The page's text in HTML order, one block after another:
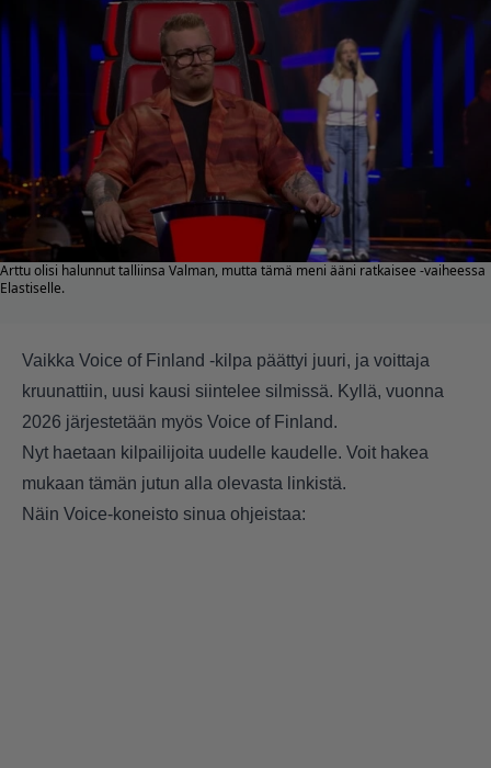
Arttu olisi halunnut talliinsa Valman, mutta tämä meni ääni ratkaisee -vaiheessa
Elastiselle.
Vaikka Voice of Finland -kilpa päättyi juuri, ja voittaja
kruunattiin, uusi kausi siintelee silmissä. Kyllä, vuonna
2026 järjestetään myös Voice of Finland.
Nyt haetaan kilpailijoita uudelle kaudelle. Voit hakea
mukaan tämän jutun alla olevasta linkistä.
Näin Voice-koneisto sinua ohjeistaa: